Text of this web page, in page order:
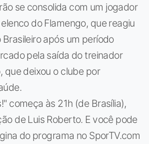
se consolida com um jogador
do Flamengo, que reagiu
após um período
pela saída do treinador
que deixou o clube por
começa às 21h (de Brasília),
de Luis Roberto. E você pode
do programa no SporTV.com